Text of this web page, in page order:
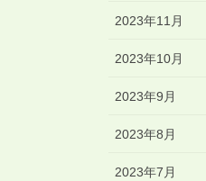
2023年11月
2023年10月
2023年9月
2023年8月
2023年7月